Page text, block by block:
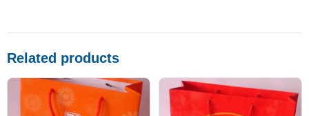
Related products